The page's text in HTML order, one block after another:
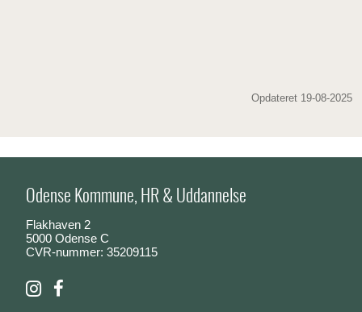
Opdateret 19-08-2025
Odense Kommune, HR & Uddannelse
Flakhaven 2
5000 Odense C
CVR-nummer: 35209115